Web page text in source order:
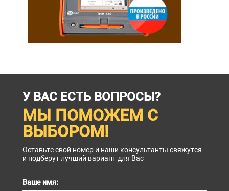
У ВАС ЕСТЬ ВОПРОСЫ?
МЫ ПОМОЖЕМ С
ВЫБОРОМ!
Оставьте свой номер и наши консультанты свяжутся
и подберут лучший вариант для Вас
Ваше имя: